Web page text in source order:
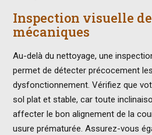
Inspection visuelle
mécaniques
Au-delà du nettoyage, une
permet de détecter précocement
dysfonctionnement. Vérifiez que
sol plat et stable, car toute
affecter le bon alignement de la
usure prématurée. Assurez-vous